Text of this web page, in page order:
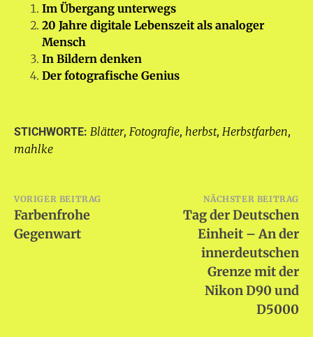
Im Übergang unterwegs
20 Jahre digitale Lebenszeit als analoger
Mensch
In Bildern denken
Der fotografische Genius
STICHWORTE: Blätter, Fotografie, herbst, Herbstfarben,
mahlke
Beitragsnavigation
VORIGER BEITRAG
Farbenfrohe
Gegenwart
NÄCHSTER BEITRAG
Tag der Deutschen
Einheit – An der
innerdeutschen
Grenze mit der
Nikon D90 und
D5000